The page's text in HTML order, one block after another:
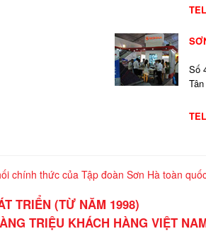
Số
chính thức của Tập đoàn Sơn Hà toàn
TRIỂN (TỪ NĂM 1998)
TRIỆU KHÁCH HÀNG VIỆT